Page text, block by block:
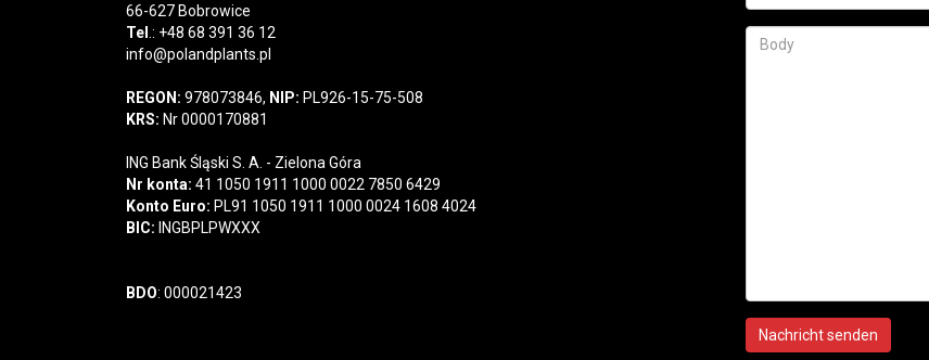
66-627 Bobrowice
Tel .: +48 68 391 36 12
info@polandplants.pl
REGON: 978073846, NIP: PL926-15-75-508
KRS: Nr 0000170881
ING Bank Śląski S. A. - Zielona Góra
Nr konta: 41 1050 1911 1000 0022 7850 6429
Konto Euro: PL91 1050 1911 1000 0024 1608 4024
BIC: INGBPLPWXXX
BDO: 000021423
Nachricht senden